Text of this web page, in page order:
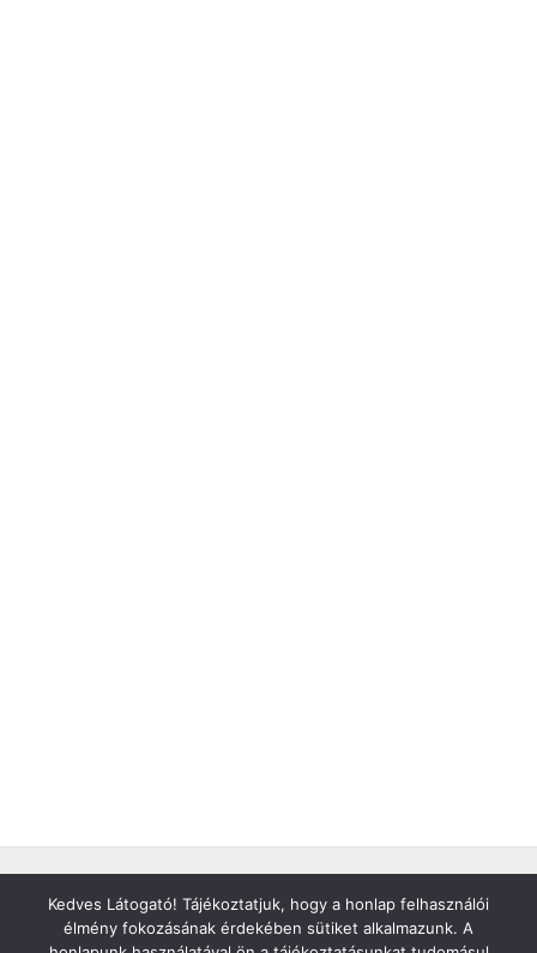
Adatvédelem
Kedves Látogató! Tájékoztatjuk, hogy a honlap felhasználói
élmény fokozásának érdekében sütiket alkalmazunk. A